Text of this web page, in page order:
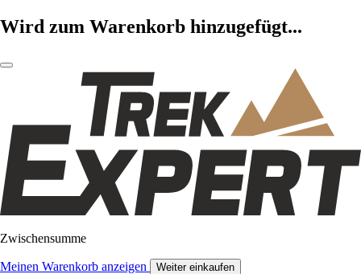
Wird zum Warenkorb hinzugefügt...
Zwischensumme
Meinen Warenkorb anzeigen Weiter einkaufen